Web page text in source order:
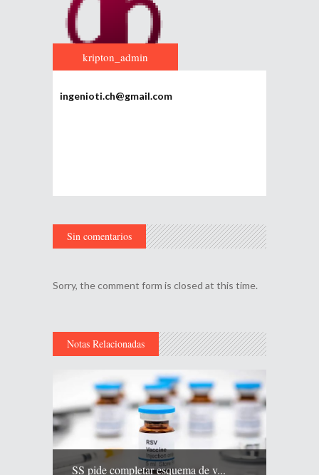
kripton_admin
ingenioti.ch@gmail.com
Sin comentarios
Sorry, the comment form is closed at this time.
Notas Relacionadas
SS pide completar esquema de v...